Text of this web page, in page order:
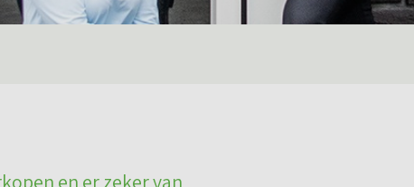
en er zeker van